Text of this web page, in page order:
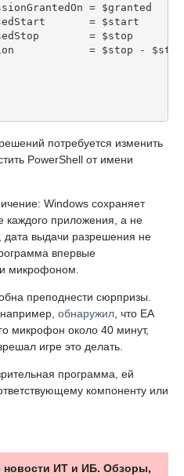
= $granted
= $start
= $stop
= $stop -
потребуется изменить
PowerShell от имени
Windows сохраняет
каждого приложения, а не
выдачи разрешения не
впервые
микрофоном.
преподнести сюрпризы.
обнаружил, что EA
микрофон около 40 минут,
игре это делать.
программа, ей
компоненту или
ИТ и ИБ. Обзоры,